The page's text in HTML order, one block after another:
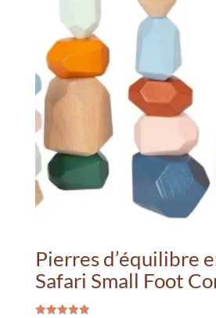
Pierres d’équilibre
Safari Small Foot